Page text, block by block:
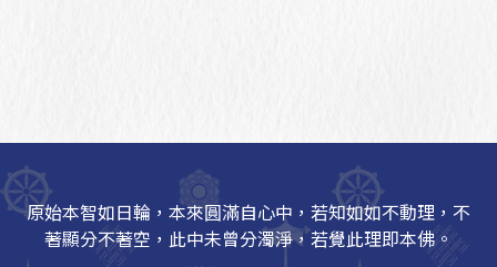
原始本智如日輪，本來圓滿自心中，若知如如不動理，不
著顯分不著空，此中未曾分濁淨，若覺此理即本佛。